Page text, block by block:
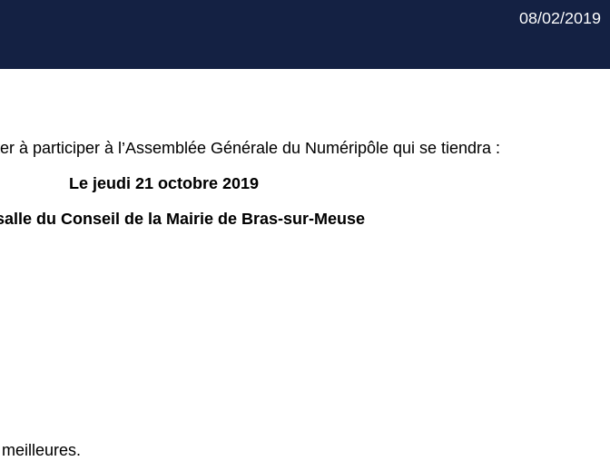
08/02/2019
à participer à l’Assemblée Générale du Numéripôle qui se tiendra :
Le jeudi 21 octobre 2019
du Conseil de la Mairie de Bras-sur-Meuse